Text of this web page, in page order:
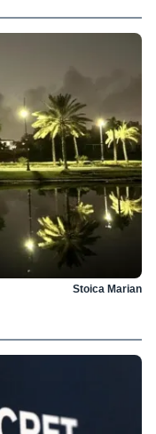
Stoica Marian